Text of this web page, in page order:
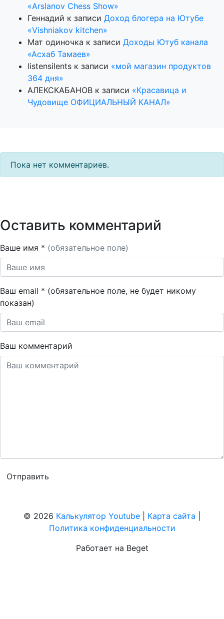
«Arslanov Chess Show»
Геннадий к записи Доход блогера на Ютубе
«Vishniakov kitchen»
Мат одиночка к записи Доходы Ютуб канала
«Асхаб Тамаев»
listensilents к записи «мой магазин продуктов
364 дня»
АЛЕКСКАБАНОВ к записи «Красавица и
Чудовище ОФИЦИАЛЬНЫЙ КАНАЛ»
Пока нет комментариев.
Оставить комментарий
Ваше имя * (обязательное поле)
Ваш email * (обязательное поле, не будет никому
показан)
Ваш комментарий
© 2026 Калькулятор Youtube Карта сайта
Политика конфиденциальности
Работает на Beget